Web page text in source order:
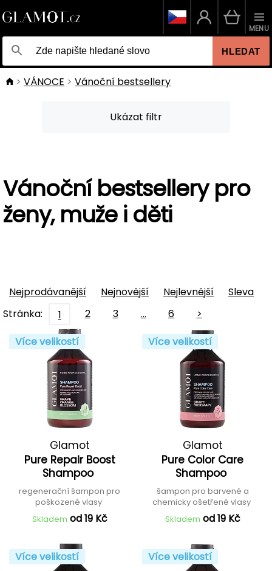
HLEDAT
MENU
VÁNOCE Vánoční bestsellery
Ukázat filtr
Vánoční bestsellery pro
ženy, muže i děti
Nejprodávanější Nejnovější Nejlevnější
Sleva
Stránka:
1 2 3 … 6
>
Více velikostí
Glamot
Pure Repair Boost
Shampoo
regenerační šampon pro
poškozené vlasy
Skladem od 19 Kč
Více velikostí
Glamot
Pure Color Care
Shampoo
šampon pro barvené a
chemicky ošetřené vlasy
Skladem od 19 Kč
Více velikostí Více velikostí